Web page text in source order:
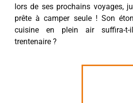
lors de ses prochains voyages,
prête à camper seule ! Son
cuisine en plein air suffira-
trentenaire ?